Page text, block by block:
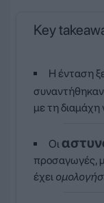
Key
Η ένταση
με τη διαμάχη
Οι
προσαγωγές,
έχει